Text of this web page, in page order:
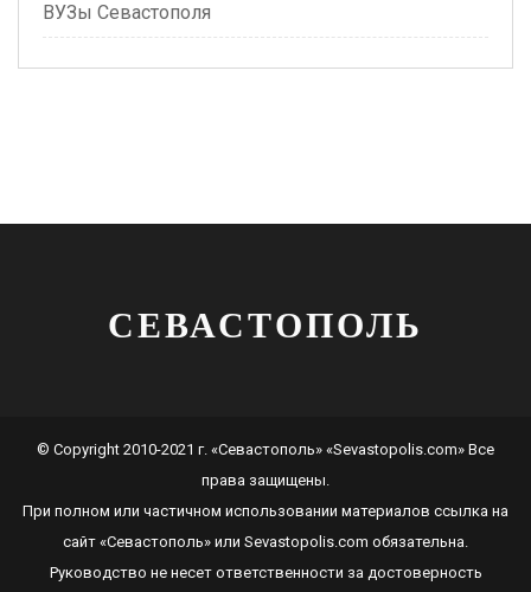
ВУЗы Севастополя
СЕВАСТОПОЛЬ
© Copyright 2010-2021 г. «Севастополь» «Sevastopolis.com» Все
права защищены.
При полном или частичном использовании материалов ссылка на
сайт «Севастополь» или Sevastopolis.com обязательна.
Руководство не несет ответственности за достоверность